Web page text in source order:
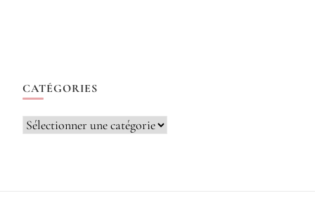
CATÉGORIES
Catégories